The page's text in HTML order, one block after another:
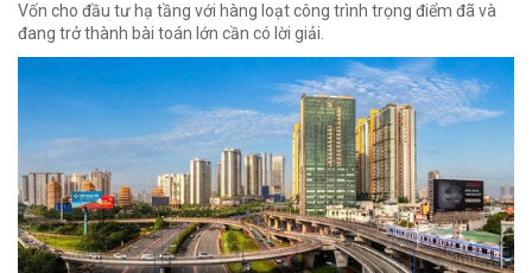
Vốn cho đầu tư hạ tầng với hàng loạt công trình trọng điểm đã và
đang trở thành bài toán lớn cần có lời giải.